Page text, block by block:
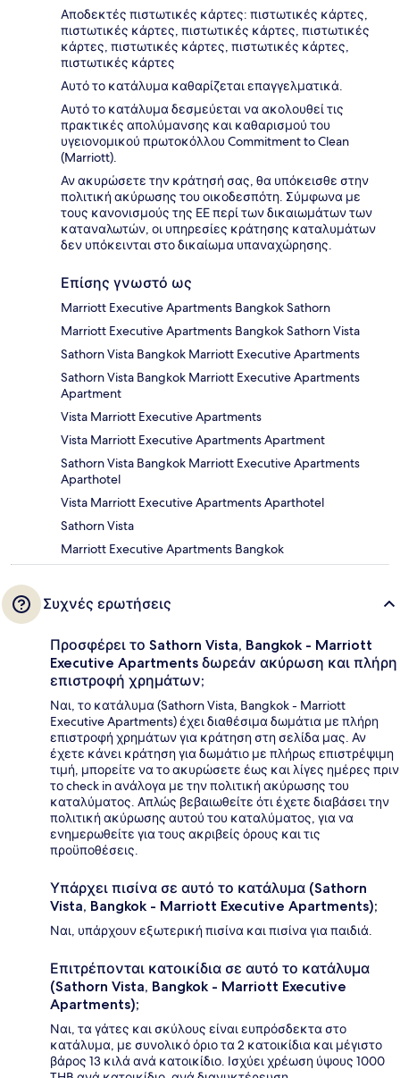
Αποδεκτές πιστωτικές κάρτες: πιστωτικές κάρτες,
πιστωτικές κάρτες, πιστωτικές κάρτες, πιστωτικές
κάρτες, πιστωτικές κάρτες, πιστωτικές κάρτες,
πιστωτικές κάρτες
Αυτό το κατάλυμα καθαρίζεται επαγγελματικά.
Αυτό το κατάλυμα δεσμεύεται να ακολουθεί τις
πρακτικές απολύμανσης και καθαρισμού του
υγειονομικού πρωτοκόλλου Commitment to Clean
(Marriott).
Αν ακυρώσετε την κράτησή σας, θα υπόκεισθε στην
πολιτική ακύρωσης του οικοδεσπότη. Σύμφωνα με
τους κανονισμούς της ΕΕ περί των δικαιωμάτων των
καταναλωτών, οι υπηρεσίες κράτησης καταλυμάτων
δεν υπόκεινται στο δικαίωμα υπαναχώρησης.
Επίσης γνωστό ως
Marriott Executive Apartments Bangkok Sathorn
Marriott Executive Apartments Bangkok Sathorn Vista
Sathorn Vista Bangkok Marriott Executive Apartments
Sathorn Vista Bangkok Marriott Executive Apartments
Apartment
Vista Marriott Executive Apartments
Vista Marriott Executive Apartments Apartment
Sathorn Vista Bangkok Marriott Executive Apartments
Aparthotel
Vista Marriott Executive Apartments Aparthotel
Sathorn Vista
Marriott Executive Apartments Bangkok
Συχνές ερωτήσεις
Προσφέρει το Sathorn Vista, Bangkok - Marriott
Executive Apartments δωρεάν ακύρωση και πλήρη
επιστροφή χρημάτων;
Ναι, το κατάλυμα (Sathorn Vista, Bangkok - Marriott
Executive Apartments) έχει διαθέσιμα δωμάτια με πλήρη
επιστροφή χρημάτων για κράτηση στη σελίδα μας. Αν
έχετε κάνει κράτηση για δωμάτιο με πλήρως επιστρέψιμη
τιμή, μπορείτε να το ακυρώσετε έως και λίγες ημέρες πριν
το check in ανάλογα με την πολιτική ακύρωσης του
καταλύματος. Απλώς βεβαιωθείτε ότι έχετε διαβάσει την
πολιτική ακύρωσης αυτού του καταλύματος, για να
ενημερωθείτε για τους ακριβείς όρους και τις
προϋποθέσεις.
Υπάρχει πισίνα σε αυτό το κατάλυμα (Sathorn
Vista, Bangkok - Marriott Executive Apartments);
Ναι, υπάρχουν εξωτερική πισίνα και πισίνα για παιδιά.
Επιτρέπονται κατοικίδια σε αυτό το κατάλυμα
(Sathorn Vista, Bangkok - Marriott Executive
Apartments);
Ναι, τα γάτες και σκύλους είναι ευπρόσδεκτα στο
κατάλυμα, με συνολικό όριο τα 2 κατοικίδια και μέγιστο
βάρος 13 κιλά ανά κατοικίδιο. Ισχύει χρέωση ύψους 1000